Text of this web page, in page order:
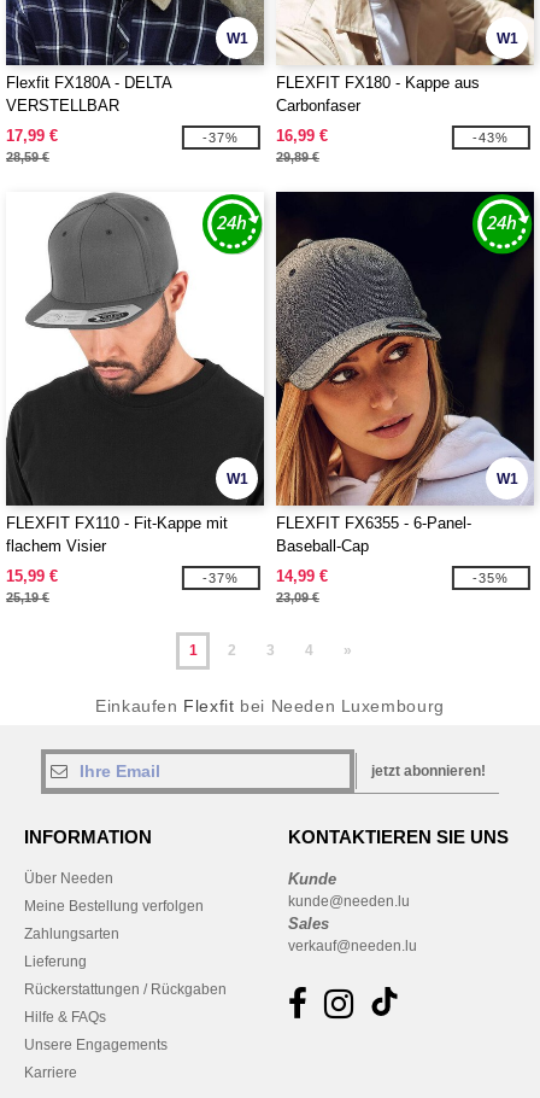
W1
Flexfit FX180A - DELTA
VERSTELLBAR
17,99 €
28,59 €
-37%
W1
FLEXFIT FX180 - Kappe aus
Carbonfaser
16,99 €
29,89 €
-43%
W1
FLEXFIT FX110 - Fit-Kappe mit
flachem Visier
15,99 €
25,19 €
-37%
W1
FLEXFIT FX6355 - 6-Panel-
Baseball-Cap
14,99 €
23,09 €
-35%
1 2 3 4 »
Einkaufen Flexfit bei Needen Luxembourg
jetzt abonnieren!
INFORMATION
Über Needen
Meine Bestellung verfolgen
Zahlungsarten
Lieferung
Rückerstattungen / Rückgaben
Hilfe & FAQs
Unsere Engagements
Karriere
KONTAKTIEREN SIE UNS
Kunde
kunde@needen.lu
Sales
verkauf@needen.lu